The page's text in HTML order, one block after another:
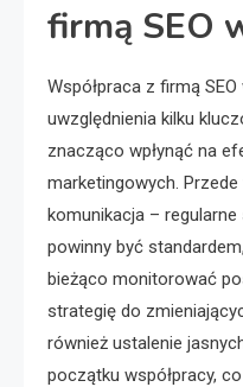
firmą SEO
Współpraca z firmą
uwzględnienia kilku
znacząco wpłynąć na
marketingowych.
komunikacja –
powinny być
bieżąco monitorować
strategię do
również ustalenie
początku współpracy,